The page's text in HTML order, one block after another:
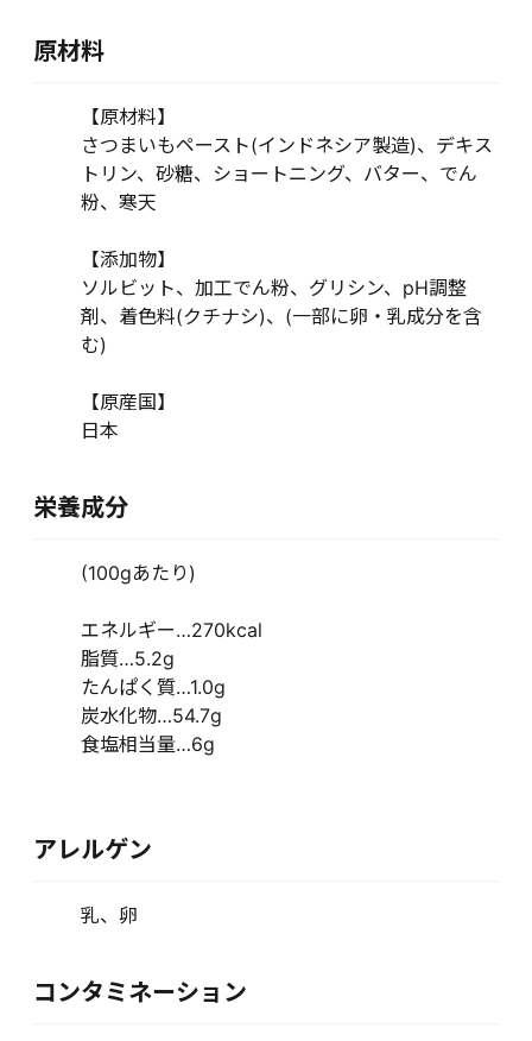
原材料
【原材料】
さつまいもペースト(インドネシア製造)、デキス
トリン、砂糖、ショートニング、バター、でん
粉、寒天
【添加物】
ソルビット、加工でん粉、グリシン、pH調整
剤、着色料(クチナシ)、(一部に卵・乳成分を含
む)
【原産国】
日本
栄養成分
(100gあたり)
エネルギー…270kcal
脂質…5.2g
たんぱく質…1.0g
炭水化物…54.7g
食塩相当量…6g
アレルゲン
乳、卵
コンタミネーション